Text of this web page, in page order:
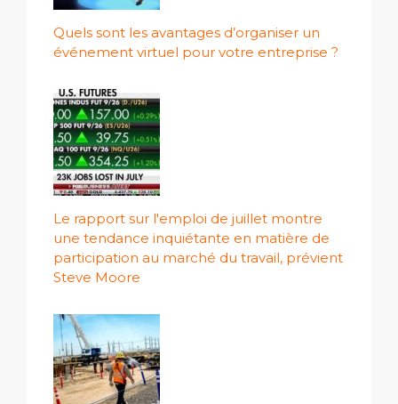
Quels sont les avantages d’organiser un
événement virtuel pour votre entreprise ?
Le rapport sur l'emploi de juillet montre
une tendance inquiétante en matière de
participation au marché du travail, prévient
Steve Moore